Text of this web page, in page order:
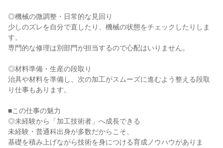
◎機械の微調整・日常的な見回り
少しのズレを自分で直したり、機械の状態をチェックしたりしま
す。
専門的な修理は別部門が担当するので心配はいりません。
◎材料準備・生産の段取り
治具や材料を準備し、次の加工がスムーズに進むよう整える段取
り仕事もあります。
■この仕事の魅力
◎未経験から「加工技術者」へ成長できる
未経験・普通科出身が多数だからこそ、
基礎を積み上げながら技術を身につける育成ノウハウがありま